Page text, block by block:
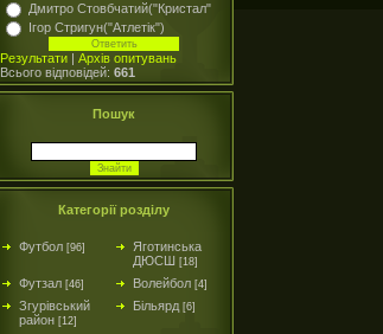
Дмитро Стовбчатий("Кристал"
Ігор Стригун("Атлетік")
Результати | Архів опитувань
Всього відповідей: 661
Пошук
Категорії розділу
Футбол [96]
Яготинська
ДЮСШ [18]
Футзал [46] Волейбол [4]
Згурівський
район [12]
Більярд [6]